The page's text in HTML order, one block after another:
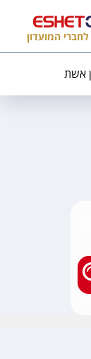
המועדון
אשת
לי מלון בארץ